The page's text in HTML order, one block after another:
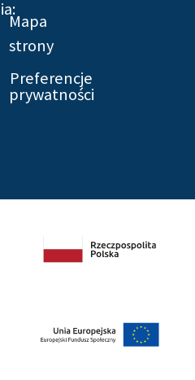
Mapa
strony
Preferencje
prywatności